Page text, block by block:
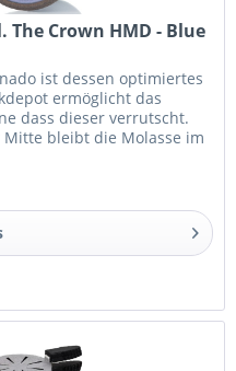
The Crown HMD - Blue
ist dessen optimiertes
ermöglicht das
dass dieser verrutscht.
bleibt die Molasse im